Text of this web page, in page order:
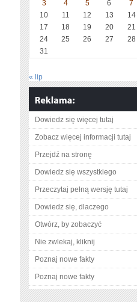
3
4 5 6 7
10
11 12 13 14
17
18 19 20 21
24
25 26 27 28
31
« lip
Dowiedz się więcej tutaj
Zobacz więcej informacji tutaj
Przejdź na stronę
Dowiedz się wszystkiego
Przeczytaj pełną wersję tutaj
Dowiedz się, dlaczego
Otwórz, by zobaczyć
Nie zwlekaj, kliknij
Poznaj nowe fakty
Poznaj nowe fakty